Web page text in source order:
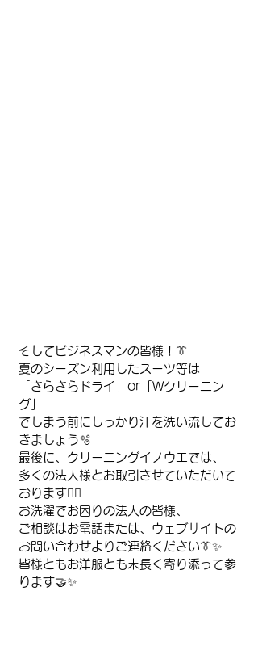
そしてビジネスマンの皆様！👔
夏のシーズン利用したスーツ等は
「さらさらドライ」or「Wクリーニン
グ」
でしまう前にしっかり汗を洗い流してお
きましょう🫧
最後に、クリーニングイノウエでは、
多くの法人様とお取引させていただいて
おります🙇‍♂️
お洗濯でお困りの法人の皆様、
ご相談はお電話または、ウェブサイトの
お問い合わせよりご連絡ください👔✨
皆様ともお洋服とも末長く寄り添って参
ります🤝✨